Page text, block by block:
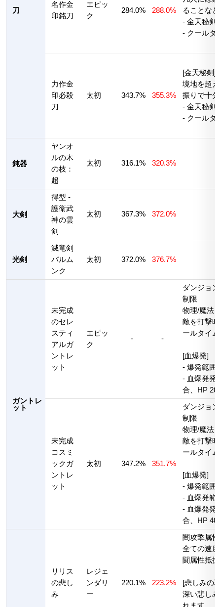
刀
名作金
印銘刀
エピッ
ク
284.0% 288.0%
ることな
- 金天秘剣
- クールタ
力作金
印必殺
刀
太初 343.7% 355.3%
[金天秘剣]
境地を超
振りで十分
- 金天秘剣
- クールタ
鈍器
ヤンオ
ルの木
の枝：
超
太初 316.1% 320.3%
大剣
得型 -
護衛武
神の雲
剣
太初 367.3% 372.0%
光剣
滅竜剣
バルム
ンク
太初 372.0% 376.7%
ガントレ
ット
未完成
のセレ
スティ
アルガ
ントレ
ット
エピッ
ク
- -
ダンジョ
制限
物理/魔法
敵を打撃
ールタイム
[血爆発]
- 爆発範囲
- 血爆発発
合、HP
未完成
コスミ
ックガ
ントレ
ット
太初 347.2% 351.7%
ダンジョ
制限
物理/魔法
敵を打撃
ールタイム
[血爆発]
- 爆発範囲
- 血爆発範
- 血爆発発
合、HP
リリス
の悲し
み
レジェ
ンダリ
ー
220.1% 223.2%
闇攻撃属性
全ての速度
闘属性抵抗
[悲しみの
深い悲し
れます。